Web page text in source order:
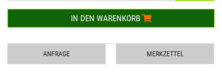
IN DEN WARENKORB
ANFRAGE MERKZETTEL